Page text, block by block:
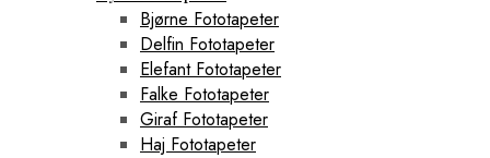
Bjørne Fototapeter
Delfin Fototapeter
Elefant Fototapeter
Falke Fototapeter
Giraf Fototapeter
Haj Fototapeter